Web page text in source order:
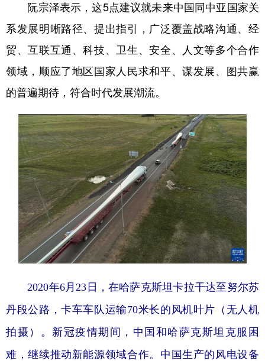
阮宗泽表示，这5点建议就未来中国同中亚国家关
系发展明晰路径、提出指引，广泛覆盖战略沟通、经
贸、互联互通、科技、卫生、安全、人文等多个合作
领域，顺应了地区国家人民求和平、谋发展、图共赢
的普遍期待，符合时代发展潮流。
2020年6月23日，在哈萨克斯坦卡拉干达至努尔苏
丹段公路，卡车车队运输70米长的风机叶片（无人机
拍摄）。新冠疫情期间，中国和哈萨克斯坦克服困
难，继续推动新能源领域合作。中国生产的风电设备